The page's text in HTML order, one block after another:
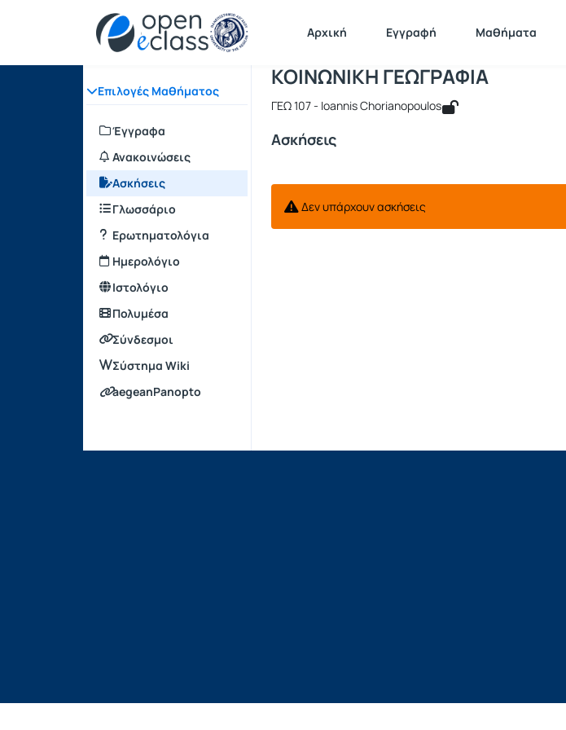
Αρχική Εγγραφή Μαθήματα
Επιλογές Μαθήματος
Έγγραφα
Ανακοινώσεις
Ασκήσεις
Γλωσσάριο
Ερωτηματολόγια
Ημερολόγιο
Ιστολόγιο
Πολυμέσα
Σύνδεσμοι
Σύστημα Wiki
aegeanPanopto
Αρχική Σελίδα ΚΟΙΝΩΝΙΚΗ ΓΕΩΓΡΑΦΙΑ Ασκήσεις
Μάθημα : ΚΟΙΝΩΝΙΚΗ ΓΕΩΓΡΑΦΙΑ
Κωδικός : GEO129
ΚΟΙΝΩΝΙΚΗ ΓΕΩΓΡΑΦΙΑ
ΓΕΩ 107 - Ioannis Chorianopoulos
Ασκήσεις
Δεν υπάρχουν ασκήσεις